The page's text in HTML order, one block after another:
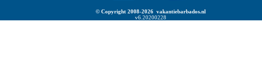
© Copyright 2008-2026 vakantiebarbados.nl
v6.20200228